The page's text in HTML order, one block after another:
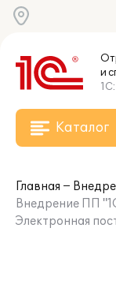
и
Каталог
Главная
Внедрение ПП
Электронная